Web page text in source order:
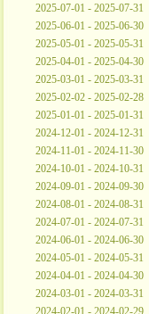
2025-07-01 - 2025-07-31
2025-06-01 - 2025-06-30
2025-05-01 - 2025-05-31
2025-04-01 - 2025-04-30
2025-03-01 - 2025-03-31
2025-02-02 - 2025-02-28
2025-01-01 - 2025-01-31
2024-12-01 - 2024-12-31
2024-11-01 - 2024-11-30
2024-10-01 - 2024-10-31
2024-09-01 - 2024-09-30
2024-08-01 - 2024-08-31
2024-07-01 - 2024-07-31
2024-06-01 - 2024-06-30
2024-05-01 - 2024-05-31
2024-04-01 - 2024-04-30
2024-03-01 - 2024-03-31
2024-02-01 - 2024-02-29